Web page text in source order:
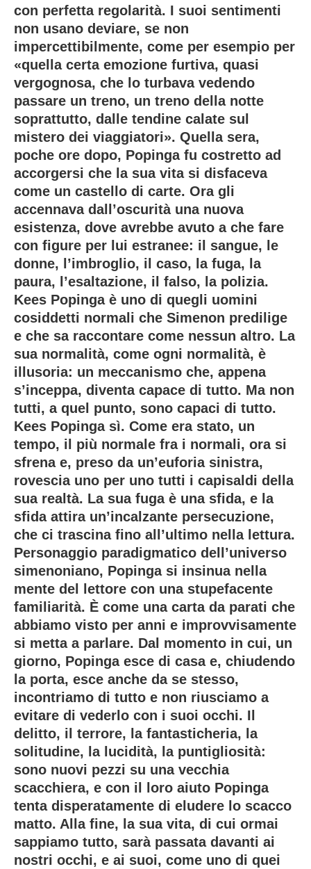
con perfetta regolarità. I suoi sentimenti
non usano deviare, se non
impercettibilmente, come per esempio per
«quella certa emozione furtiva, quasi
vergognosa, che lo turbava vedendo
passare un treno, un treno della notte
soprattutto, dalle tendine calate sul
mistero dei viaggiatori». Quella sera,
poche ore dopo, Popinga fu costretto ad
accorgersi che la sua vita si disfaceva
come un castello di carte. Ora gli
accennava dall’oscurità una nuova
esistenza, dove avrebbe avuto a che fare
con figure per lui estranee: il sangue, le
donne, l’imbroglio, il caso, la fuga, la
paura, l’esaltazione, il falso, la polizia.
Kees Popinga è uno di quegli uomini
cosiddetti normali che Simenon predilige
e che sa raccontare come nessun altro. La
sua normalità, come ogni normalità, è
illusoria: un meccanismo che, appena
s’inceppa, diventa capace di tutto. Ma non
tutti, a quel punto, sono capaci di tutto.
Kees Popinga sì. Come era stato, un
tempo, il più normale fra i normali, ora si
sfrena e, preso da un’euforia sinistra,
rovescia uno per uno tutti i capisaldi della
sua realtà. La sua fuga è una sfida, e la
sfida attira un’incalzante persecuzione,
che ci trascina fino all’ultimo nella lettura.
Personaggio paradigmatico dell’universo
simenoniano, Popinga si insinua nella
mente del lettore con una stupefacente
familiarità. È come una carta da parati che
abbiamo visto per anni e improvvisamente
si metta a parlare. Dal momento in cui, un
giorno, Popinga esce di casa e, chiudendo
la porta, esce anche da se stesso,
incontriamo di tutto e non riusciamo a
evitare di vederlo con i suoi occhi. Il
delitto, il terrore, la fantasticheria, la
solitudine, la lucidità, la puntigliosità:
sono nuovi pezzi su una vecchia
scacchiera, e con il loro aiuto Popinga
tenta disperatamente di eludere lo scacco
matto. Alla fine, la sua vita, di cui ormai
sappiamo tutto, sarà passata davanti ai
nostri occhi, e ai suoi, come uno di quei